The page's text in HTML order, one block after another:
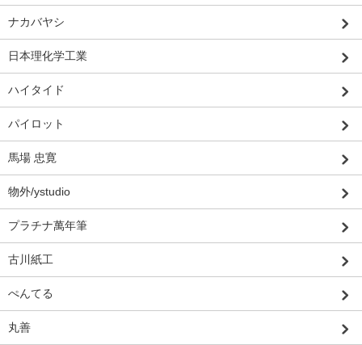
ナカバヤシ
日本理化学工業
ハイタイド
パイロット
馬場 忠寛
物外/ystudio
プラチナ萬年筆
古川紙工
ぺんてる
丸善